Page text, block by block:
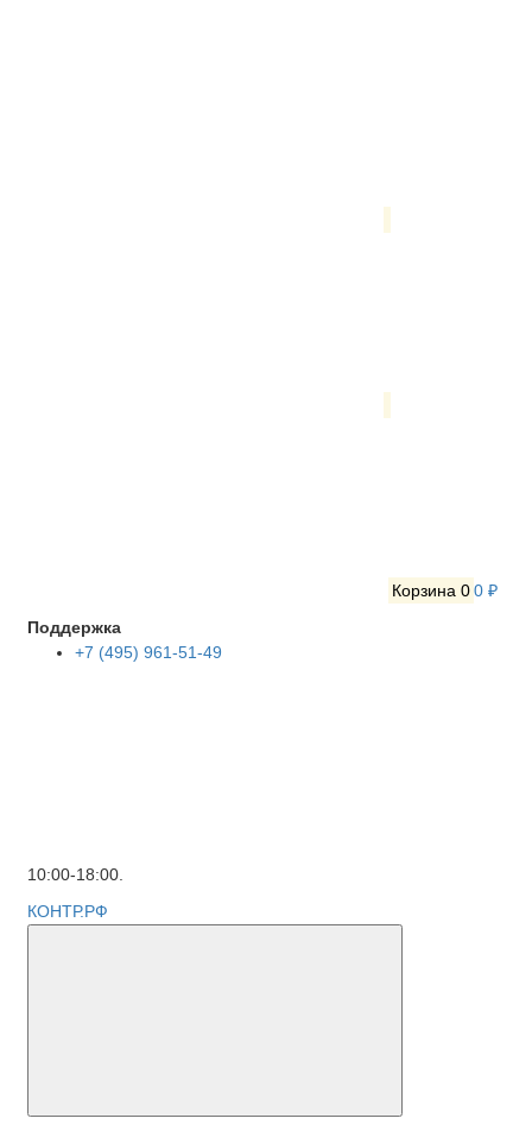
Корзина 00 ₽
Поддержка
+7 (495) 961-51-49
10:00-18:00.
КОНТР.РФ